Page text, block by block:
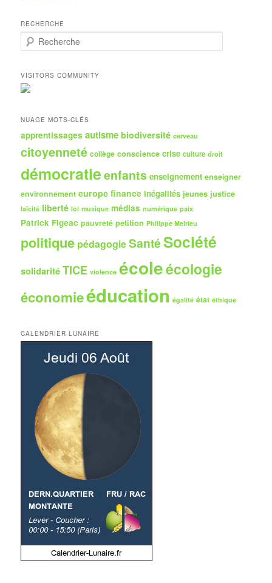
RECHERCHE
e
h
e
r
h
VISITORS COMMUNITY
NUAGE MOTS-CLÉS
apprentissages autisme biodiversité cerveau
citoyenneté collège conscience crise culture droit
démocratieenfants enseignement enseigner
environnement europe finance inégalités jeunes justice
laïcité liberté loi musique médias numérique paix
Patrick Figeac pauvreté petition Philippe Meirieu
politique pédagogieSantéSociété
solidaritéTICE violence écoleécologie
économieéducation égalité état éthique
CALENDRIER LUNAIRE